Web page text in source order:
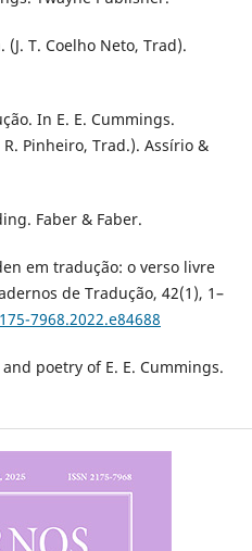
(J. T. Coelho Neto, Trad).
In E. E. Cummings.
Pinheiro, Trad.). Assírio &
Faber & Faber.
em tradução: o verso livre
de Tradução, 42(1), 1–
7968.2022.e84688
poetry of E. E. Cummings.